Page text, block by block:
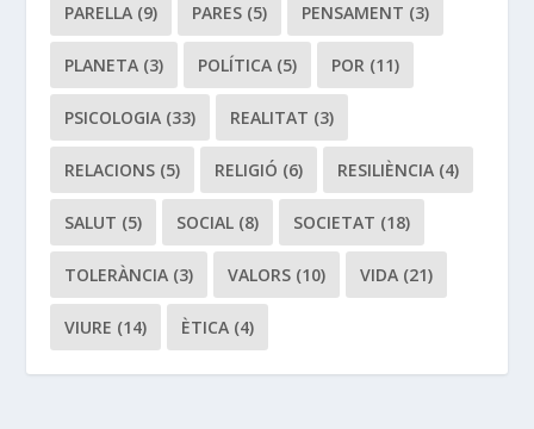
PARELLA (9) PARES (5) PENSAMENT (3)
PLANETA (3) POLÍTICA (5) POR (11)
PSICOLOGIA (33) REALITAT (3)
RELACIONS (5) RELIGIÓ (6) RESILIÈNCIA (4)
SALUT (5) SOCIAL (8) SOCIETAT (18)
TOLERÀNCIA (3) VALORS (10) VIDA (21)
VIURE (14) ÈTICA (4)